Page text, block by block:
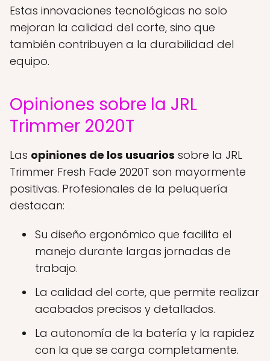
Estas innovaciones tecnológicas no solo
mejoran la calidad del corte, sino que
también contribuyen a la durabilidad del
equipo.
Opiniones sobre la JRL
Trimmer 2020T
Las opiniones de los usuarios sobre la JRL
Trimmer Fresh Fade 2020T son mayormente
positivas. Profesionales de la peluquería
destacan:
Su diseño ergonómico que facilita el
manejo durante largas jornadas de
trabajo.
La calidad del corte, que permite realizar
acabados precisos y detallados.
La autonomía de la batería y la rapidez
con la que se carga completamente.